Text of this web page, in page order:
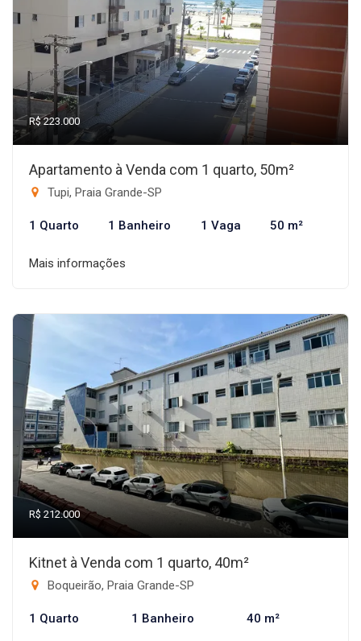
R$ 223.000
Apartamento à Venda com 1 quarto, 50m²
Tupi, Praia Grande-SP
1 Quarto 1 Banheiro 1 Vaga 50 m²
Mais informações
R$ 212.000
Kitnet à Venda com 1 quarto, 40m²
Boqueirão, Praia Grande-SP
1 Quarto 1 Banheiro 40 m²